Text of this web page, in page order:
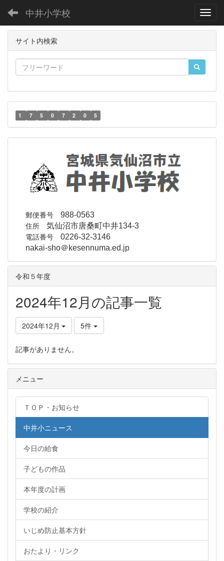
中井小学校
サイト内検索
1 7 5 0 7 2 0 5
郵便番号 988-0563
住所 気仙沼市唐桑町中井134-3
電話番号 0226-32-3146
nakai-sho＠kesennuma.ed.jp
令和５年度
2024年12月の記事一覧
2024年12月 5件
記事がありません。
メニュー
ＴＯＰ・お知らせ
中井小ニュース
今日の給食
子どもの作品
本年度の計画
学校の紹介
いじめ防止基本方針
おたより・リンク